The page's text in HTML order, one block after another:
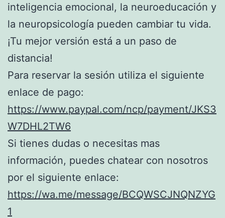
inteligencia emocional, la neuroeducación y
la neuropsicología pueden cambiar tu vida.
¡Tu mejor versión está a un paso de
distancia!
Para reservar la sesión utiliza el siguiente
enlace de pago:
https://www.paypal.com/ncp/payment/JKS3
W7DHL2TW6
Si tienes dudas o necesitas mas
información, puedes chatear con nosotros
por el siguiente enlace:
https://wa.me/message/BCQWSCJNQNZYG
1